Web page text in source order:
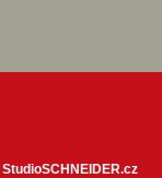
StudioSCHNEIDER.cz